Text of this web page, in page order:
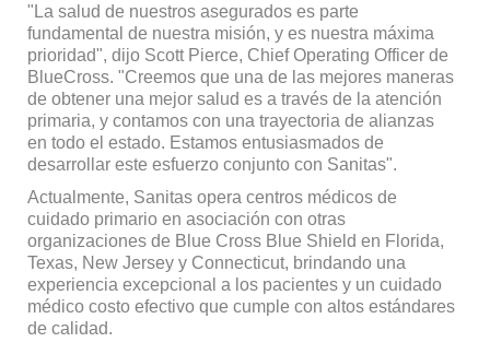
"La salud de nuestros asegurados es parte
fundamental de nuestra misión, y es nuestra máxima
prioridad", dijo Scott Pierce, Chief Operating Officer de
BlueCross. "Creemos que una de las mejores maneras
de obtener una mejor salud es a través de la atención
primaria, y contamos con una trayectoria de alianzas
en todo el estado. Estamos entusiasmados de
desarrollar este esfuerzo conjunto con Sanitas".
Actualmente, Sanitas opera centros médicos de
cuidado primario en asociación con otras
organizaciones de Blue Cross Blue Shield en Florida,
Texas, New Jersey y Connecticut, brindando una
experiencia excepcional a los pacientes y un cuidado
médico costo efectivo que cumple con altos estándares
de calidad.